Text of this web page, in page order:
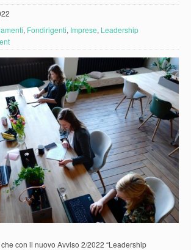
, Fondirigenti, Imprese, Leadership
con il nuovo Avviso 2/2022 “Leadership